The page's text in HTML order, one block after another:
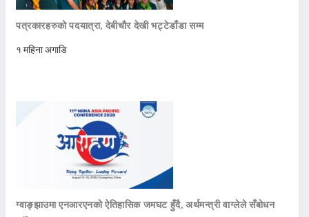
पत्रकारहरुको पदयात्रा, देबीचौर देखी भट्टेडाँडा सम्म
१ महिना अगाडि
ग्वाङ्झाउमा एनआरएनको ऐतिहासिक जमघट हुँदै, अर्थमन्त्री वाग्लेले सँबोधन